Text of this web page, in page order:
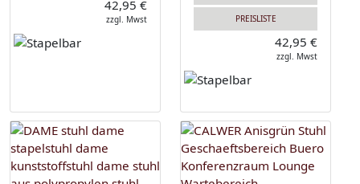
42,95 €
zzgl. Mwst PREISLISTE
42,95 €
zzgl. Mwst